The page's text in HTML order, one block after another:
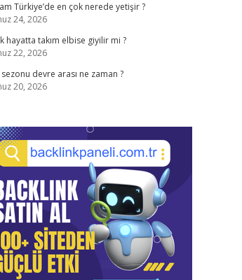
Türkiye’de en çok nerede yetişir ?
24, 2026
hayatta takım elbise giyilir mi ?
22, 2026
devre arası ne zaman ?
20, 2026